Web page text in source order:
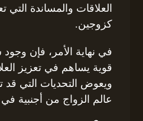
العلاقات والمساندة التي
كزوجين.
في نهاية الأمر، فإن
قوية يساهم في تعزيز
ويعوض التحديات التي قد
عالم الزواج من أجنبية في